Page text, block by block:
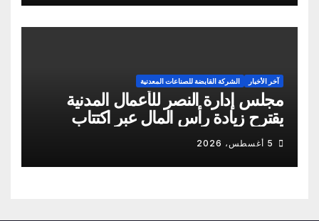
آخر الأخبار الشركة القابضة للصناعات المعدنية
مجلس إدارة النصر للأعمال المدنية
يقترح زيادة رأس المال عبر اكتتاب
نقدي
5 أغسطس، 2026